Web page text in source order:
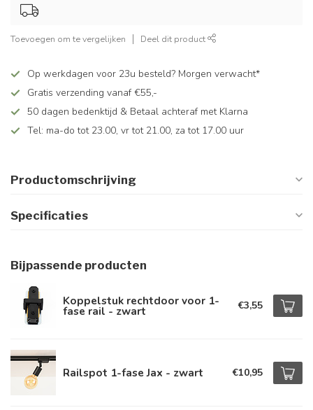
Toevoegen om te vergelijken Deel dit product
Op werkdagen voor 23u besteld? Morgen verwacht*
Gratis verzending vanaf €55,-
50 dagen bedenktijd & Betaal achteraf met Klarna
Tel: ma-do tot 23.00, vr tot 21.00, za tot 17.00 uur
Productomschrijving
Specificaties
Bijpassende producten
Koppelstuk rechtdoor voor 1-
fase rail - zwart €3,55
Railspot 1-fase Jax - zwart €10,95